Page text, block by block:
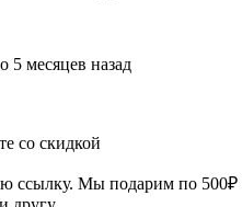
5 месяцев назад
со скидкой
ссылку. Мы подарим по 500₽